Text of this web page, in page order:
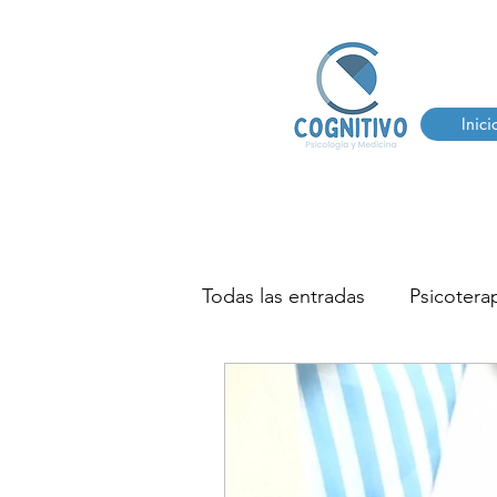
Todas las entradas
AUTISMO TDHA
TERAPIA DEL HABLA Y